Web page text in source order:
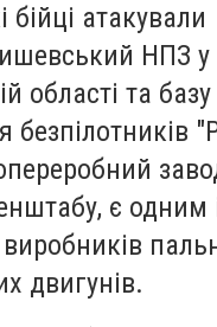
бійці атакували
НПЗ у
області та базу
безпілотників
є одним
двигунів.